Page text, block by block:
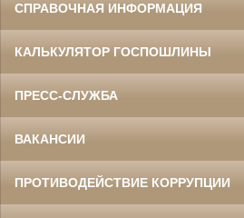
СПРАВОЧНАЯ ИНФОРМАЦИЯ
КАЛЬКУЛЯТОР ГОСПОШЛИНЫ
ПРЕСС-СЛУЖБА
ВАКАНСИИ
ПРОТИВОДЕЙСТВИЕ КОРРУПЦИИ